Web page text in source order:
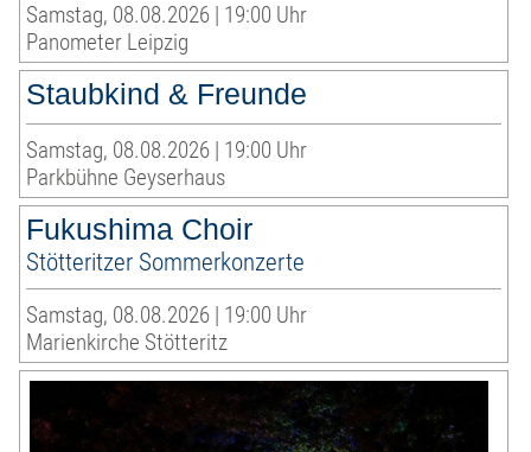
Samstag, 08.08.2026 | 19:00 Uhr
Panometer Leipzig
Staubkind & Freunde
Samstag, 08.08.2026 | 19:00 Uhr
Parkbühne Geyserhaus
Fukushima Choir
Stötteritzer Sommerkonzerte
Samstag, 08.08.2026 | 19:00 Uhr
Marienkirche Stötteritz